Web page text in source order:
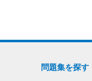
問題集を探す